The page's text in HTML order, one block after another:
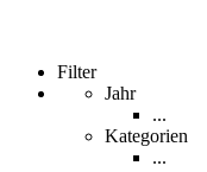
Filter
Jahr
...
Kategorien
...